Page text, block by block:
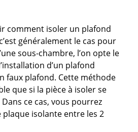
comment isoler un plafond
généralement le cas pour
sous-chambre, l’on opte le
d’un plafond
faux plafond. Cette méthode
que si la pièce à isoler se
ce cas, vous pourrez
isolante entre les 2